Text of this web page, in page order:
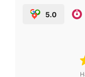
5.0